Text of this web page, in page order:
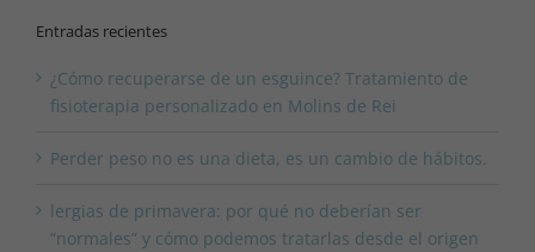
Entradas recientes
¿Cómo recuperarse de un esguince? Tratamiento de
fisioterapia personalizado en Molins de Rei
Perder peso no es una dieta, es un cambio de hábitos.
lergias de primavera: por qué no deberían ser
“normales” y cómo podemos tratarlas desde el origen